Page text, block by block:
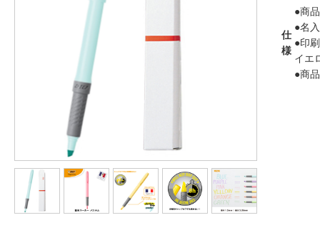
仕
様
●商
●名
●印
イエ
●商